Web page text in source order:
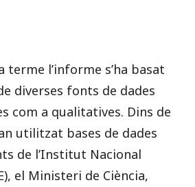
terme l’informe s’ha basat
diverses fonts de dades
com a qualitatives. Dins de
utilitzat bases de dades
de l’Institut Nacional
el Ministeri de Ciència,